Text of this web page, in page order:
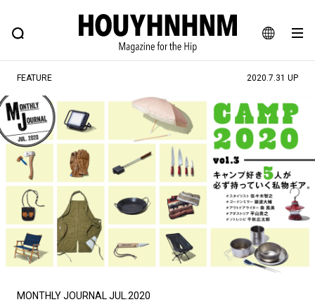
JA
EN
FEATURE BLOG SNAP
ヒップなファッション、カルチャー、ライフスタイルWEBマガジン
#注目のタグ
#SHOPPING ADDICT #憧れの逸品
#ESSENTIAL DESIGNS #古着サミット
#NEW VINTAGE #マイナーグッド図鑑
#路地裏てぃーん。 #MONTHLY JOURNAL
#GH 銘品の所以 #フイナムのYouTube
#Commune H #FOCUS IT #AH.H
#ととけん #FASHION
FEATURE 2020.7.31 UP
MONTHLY JOURNAL JUL.2020